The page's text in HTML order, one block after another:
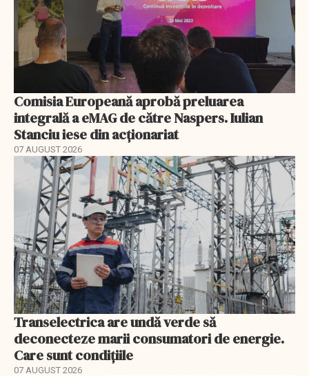
Comisia Europeană aprobă preluarea
integrală a eMAG de către Naspers. Iulian
Stanciu iese din acționariat
07 AUGUST 2026
Transelectrica are undă verde să
deconecteze marii consumatori de energie.
Care sunt condițiile
07 AUGUST 2026